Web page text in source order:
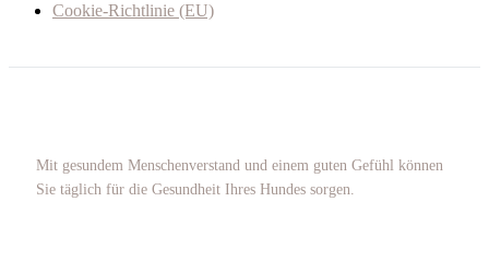
Cookie-Richtlinie (EU)
Mit gesundem Menschenverstand und einem guten Gefühl können
Sie täglich für die Gesundheit Ihres Hundes sorgen.